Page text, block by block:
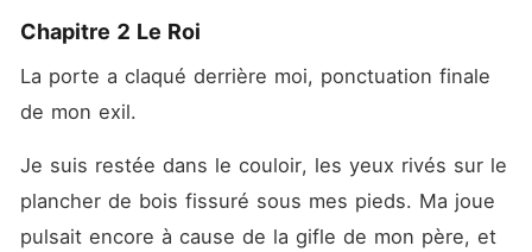
Chapitre 2 Le Roi
La porte a claqué derrière moi, ponctuation finale
de mon exil.
Je suis restée dans le couloir, les yeux rivés sur le
plancher de bois fissuré sous mes pieds. Ma joue
pulsait encore à cause de la gifle de mon père, et